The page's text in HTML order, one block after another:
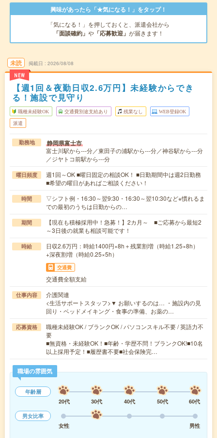
興味があったら「★気になる！」をタップ！
「気になる！」を押しておくと、派遣会社から
「面談確約」 や 「応募歓迎」 が届きます！
未読
NEW
掲載日 2026/08/08
【週1回＆夜勤日収2.6万円】未経験からでき
る！施設で見守り
職種未経験OK 交通費別途支給あり 残業なし WEB登録OK
派遣
勤務地 静岡県富士市
富士川駅から---分／東田子の浦駅から---分／神谷駅から---分
／ジヤトコ前駅から---分
曜日頻度
週1回～OK ■曜日固定の相談OK！ ■日勤期間中は週2日勤務
■希望の曜日があればご相談ください！
時間
▽シフト例・16:30～翌9:30・16:30～翌10:30など※慣れるま
での最初のうちは日勤からの…
期間
【現在も積極採用中！急募！】2カ月～ ■ご応募から最短2
～3日後の就業も相談可能です！
時給
日収2.6万円：時給1400円×8h＋残業割増（時給1.25×8h）
+深夜割増（時給0.25×5h）
交通費
交通費全額支給
仕事内容
介護関連
<生活サポートスタッフ>▼ お願いするのは… ・施設内の見
回り・ベッドメイキング・食事の準備、お薬の…
応募資格
職種未経験OK / ブランクOK / パソコンスキル不要 / 英語力不
要
■無資格・未経験OK！■年齢・学歴不問！ブランクOK!■10名
以上採用予定！■履歴書不要■社会保険完…
職場の雰囲気
年齢層
20代
30代 40代 50代
60代
男女比率
女性
男性